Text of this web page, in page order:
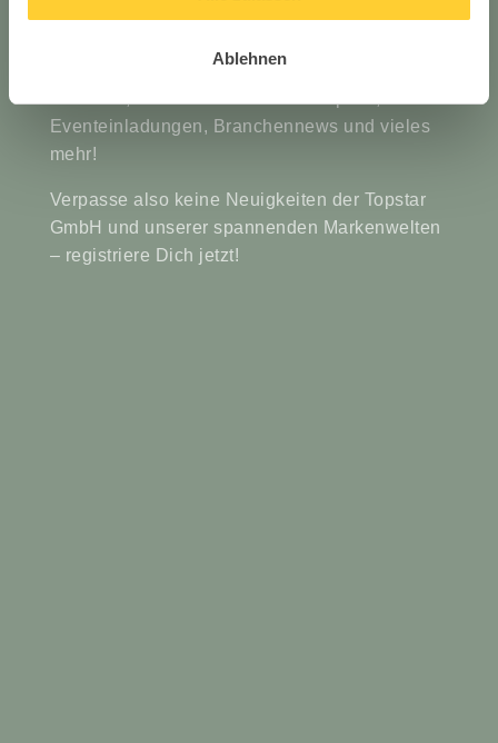
Ablehnen
Erhalte immer die ersten Einblicke über neue
Eventeinladungen, Branchennews und vieles
mehr!
Verpasse also keine Neuigkeiten der Topstar
GmbH und unserer spannenden Markenwelten
– registriere Dich jetzt!